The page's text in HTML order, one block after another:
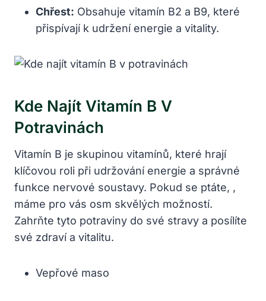
Chřest: Obsahuje vitamín B2 a B9, které
přispívají k udržení energie a vitality.
Kde Najít Vitamín B V
Potravinách
Vitamín B je skupinou vitamínů, které hrají
klíčovou roli při udržování energie a správné
funkce nervové soustavy. Pokud se ptáte, ,
máme pro vás osm skvělých možností.
Zahrňte tyto potraviny do své stravy a posílíte
své zdraví a vitalitu.
Vepřové maso